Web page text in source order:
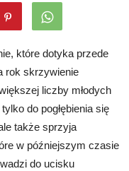
które dotyka przede
rok skrzywienie
liczby młodych
do pogłębienia się
także sprzyja
w późniejszym czasie
do ucisku